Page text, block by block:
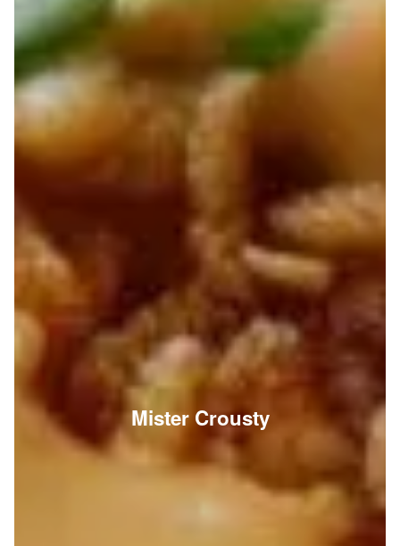
Mister Crousty